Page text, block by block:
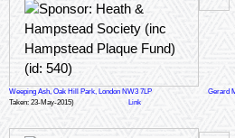
Weeping Ash, Oak Hill Park, London NW3 7LP Gerard
Taken: 23-May-2015)
Link